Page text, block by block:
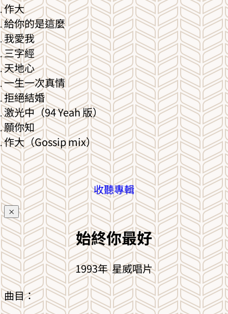
作大
給你的是這麼
我愛我
三字經
天地心
一生一次真情
拒絕結婚
激光中（94 Yeah 版）
願你知
作大（Gossip mix）
收聽專輯
×
始終你最好
1993年 星威唱片
曲目：